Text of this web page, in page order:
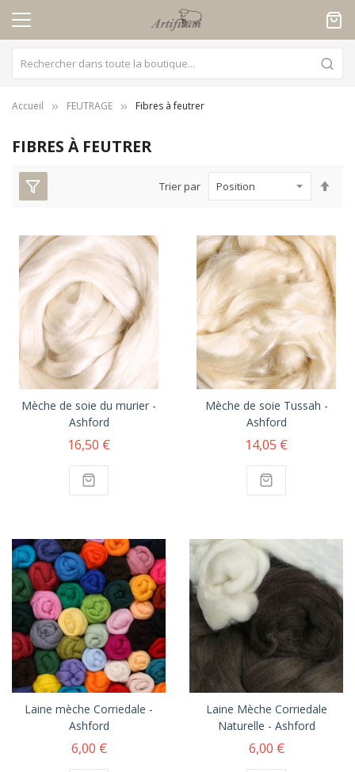
Accueil FEUTRAGE Fibres à feutrer
FIBRES À FEUTRER
Trier par
Mèche de soie du murier -
Ashford
16,50 €
Mèche de soie Tussah -
Ashford
14,05 €
Laine mèche Corriedale -
Ashford
6,00 €
Laine Mèche Corriedale
Naturelle - Ashford
6,00 €